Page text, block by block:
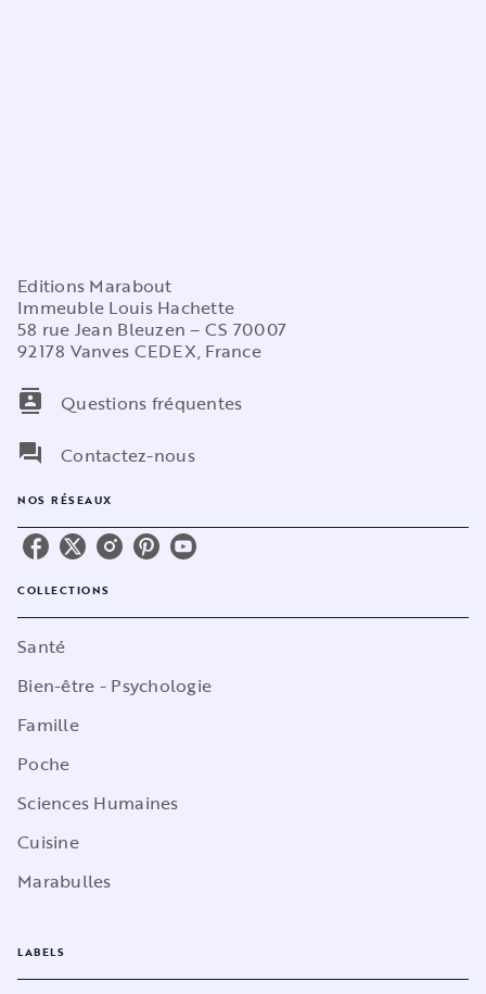
Editions Marabout
Immeuble Louis Hachette
58 rue Jean Bleuzen – CS 70007
92178 Vanves CEDEX, France
contacts
Questions fréquentes
question_answer
Contactez-nous
NOS RÉSEAUX
COLLECTIONS
Santé
Bien-être - Psychologie
Famille
Poche
Sciences Humaines
Cuisine
Marabulles
LABELS